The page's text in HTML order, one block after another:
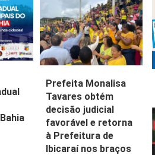
Prefeita Monalisa
Tavares obtém
decisão judicial
favorável e retorna
à Prefeitura de
Ibicaraí nos braços